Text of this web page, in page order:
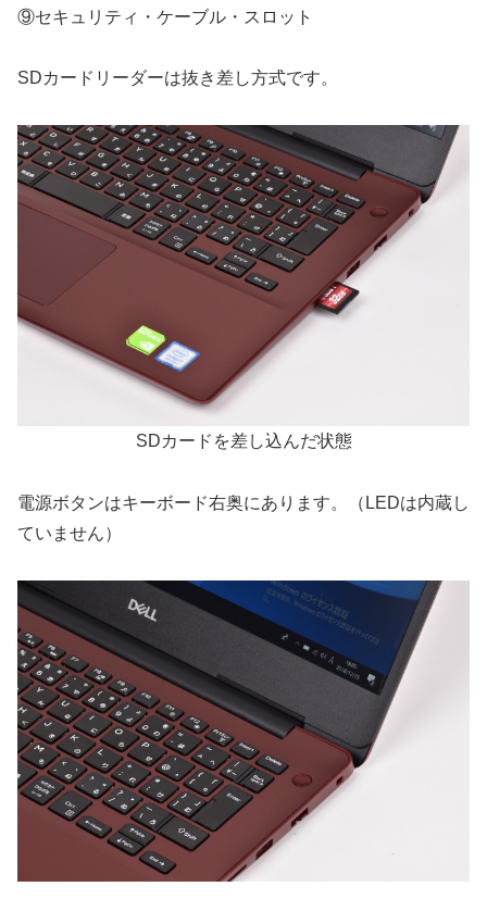
⑨セキュリティ・ケーブル・スロット
SDカードリーダーは抜き差し方式です。
SDカードを差し込んだ状態
電源ボタンはキーボード右奥にあります。（LEDは内蔵し
ていません）